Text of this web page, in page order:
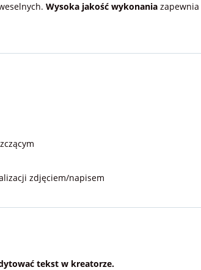
Wysoka jakość wykonania zapewnia
zdjęciem/napisem
tekst w kreatorze.